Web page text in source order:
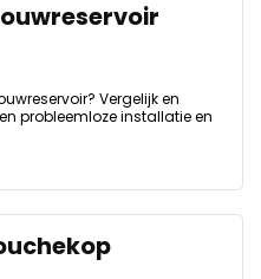
Vergelijk en
probleemloze installatie en